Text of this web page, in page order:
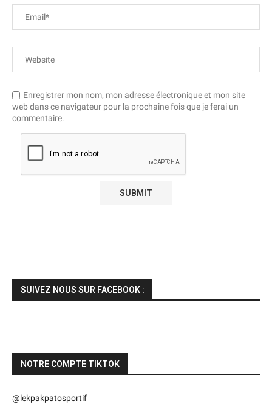
Enregistrer mon nom, mon adresse électronique et mon site
web dans ce navigateur pour la prochaine fois que je ferai un
commentaire.
SUIVEZ NOUS SUR FACEBOOK :
NOTRE COMPTE TIKTOK
@lekpakpatosportif